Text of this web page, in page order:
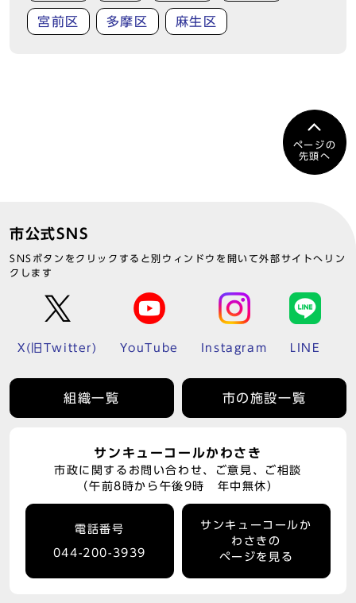
宮前区 多摩区 麻生区
ページの
先頭へ
市公式SNS
SNSボタンをクリックすると別ウィンドウを開いて外部サイトへリン
クします
X(旧Twitter) YouTube Instagram LINE
組織一覧 市の施設一覧
サンキューコールかわさき
市政に関するお問い合わせ、ご意見、ご相談
（午前8時から午後9時 年中無休）
電話番号
044-200-3939
サンキューコールか
わさきの
ページを見る